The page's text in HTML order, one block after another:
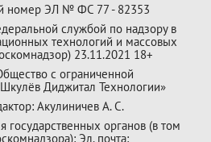
номер ЭЛ № ФС 77 - 82353
службой по надзору в
технологий и массовых
23.11.2021 18+
с ограниченной
Диджитал Технологии»
Акулиничев А. С.
государственных органов (в том
Эл. почта: